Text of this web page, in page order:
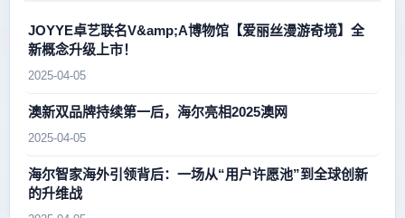
JOYYE卓艺联名V&amp;A博物馆【爱丽丝漫游奇境】全
新概念升级上市！
2025-04-05
澳新双品牌持续第一后，海尔亮相2025澳网
2025-04-05
海尔智家海外引领背后：一场从“用户许愿池”到全球创新
的升维战